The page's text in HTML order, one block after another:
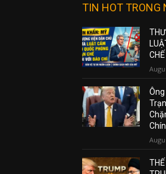
TIN HOT TRONG
THẾ